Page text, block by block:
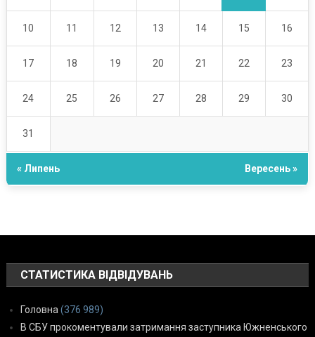
10 11 12 13 14 15 16
17 18 19 20 21 22 23
24 25 26 27 28 29 30
31
« Липень Вересень »
СТАТИСТИКА ВІДВІДУВАНЬ
Головна(376 989)
В СБУ прокоментували затримання заступника Южненського